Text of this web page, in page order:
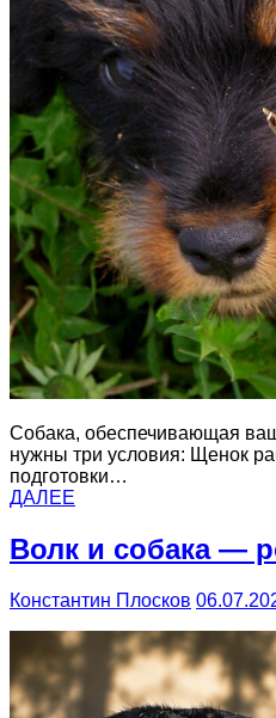
Собака, обеспечивающая
нужны три условия: Щенок
подготовки…
ДАЛЕЕ
Волк и собака —
Константин Плосков